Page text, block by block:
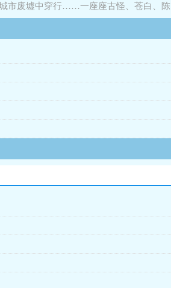
市废墟中穿行……一座座古怪、苍白、
如山的古神面前，王庭身后无限大楼